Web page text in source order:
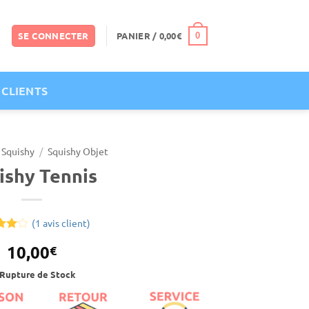
SE CONNECTER PANIER / 0,00€ 0
Squishy / Squishy Objet
Tennis
(1 avis client)
10,00€
Rupture de Stock